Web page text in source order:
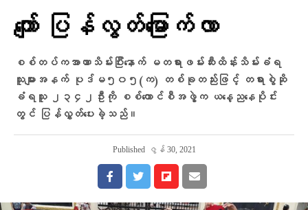
ကျော် ပြန်လွတ်​မြောက်လာ
စစ်တပ်ကအာဏာသိမ်းပြီး​နောက် မတရားဖမ်းဆီးထိန်းသိမ်းခံရ
သူများအနက် ပုဒ်မ၅၀၅(က) တစ်ခုတည်းဖြင့် တရားစွဲဆို
ခံရသူ ၂၃၄၂ဦးကို စစ်​ကောင်စီအဖွဲ့က ယ​နေ့ည​နေပိုင်း
တွင် ပြန်လွှတ်​ပေးခဲ့သည်။
Published ဇွန် 30, 2021